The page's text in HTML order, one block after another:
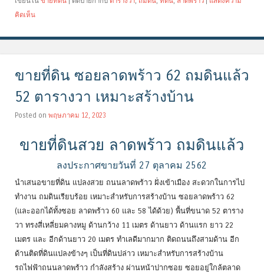
คิดเห็น
ขายที่ดิน ซอยลาดพร้าว 62 ถมดินแล้ว
52 ตารางวา เหมาะสร้างบ้าน
Posted on พฤษภาคม 12, 2023
ขายที่ดินสวย ลาดพร้าว ถมดินแล้ว
ลงประกาศขายวันที่ 27 ตุลาคม 2562
นำเสนอขายที่ดิน แปลงสวย ถนนลาดพร้าว ฝั่งเข้าเมือง สะดวกในการไป
ทำงาน ถมดินเรียบร้อย เหมาะสำหรับการสร้างบ้าน ซอยลาดพร้าว 62
(และออกได้ทั้งซอย ลาดพร้าว 60 และ 58 ได้ด้วย) พื้นที่ขนาด 52 ตาราง
วา ทรงสี่เหลี่ยมคางหมู ด้านกว้าง 11 เมตร ด้านยาว ด้านแรก ยาว 22
เมตร และ อีกด้านยาว 20 เมตร ทำเลดีมากมาก ติดถนนถึงสามด้าน อีก
ด้านติดที่ดินแปลงข้างๆ เป็นที่ดินปล่าว เหมาะสำหรับการสร้างบ้าน
รถไฟฟ้าถนนลาดพร้าว กำลังสร้าง ผ่านหน้าปากซอย ซอยอยู่ใกล้ตลาด